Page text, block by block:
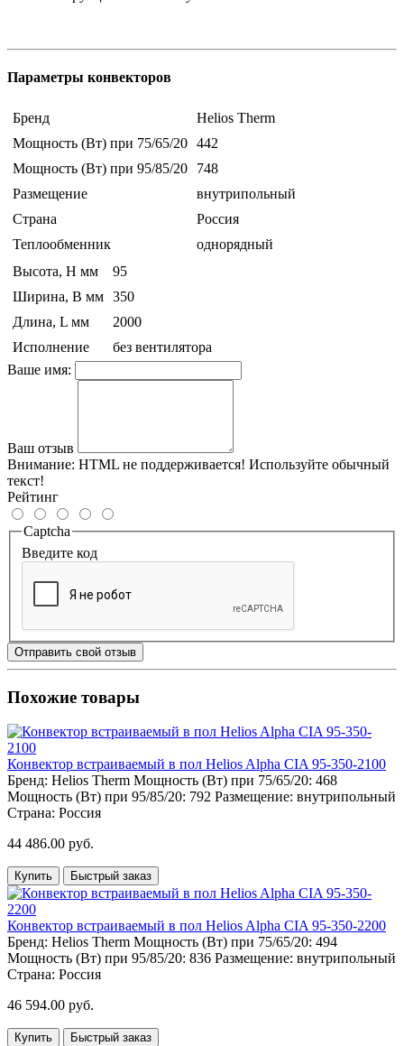
Параметры конвекторов
Бренд
Helios Therm
Мощность (Вт) при 75/65/20 442
Мощность (Вт) при 95/85/20
748
Размещение
внутрипольный
Страна
Россия
Теплообменник
однорядный
Высота, H мм
95
Ширина, B мм 350
Длина, L мм
2000
Исполнение
без вентилятора
Ваше имя:
Ваш отзыв
Внимание: HTML не поддерживается! Используйте обычный
текст!
Рейтинг
Captcha
Введите код
Отправить свой отзыв
Похожие товары
Конвектор встраиваемый в пол Helios Alpha CIA 95-350-2100
Бренд: Helios Therm Мощность (Вт) при 75/65/20: 468
Мощность (Вт) при 95/85/20: 792 Размещение: внутрипольный
Страна: Россия
44 486.00 руб.
Купить Быстрый заказ
Конвектор встраиваемый в пол Helios Alpha CIA 95-350-2200
Бренд: Helios Therm Мощность (Вт) при 75/65/20: 494
Мощность (Вт) при 95/85/20: 836 Размещение: внутрипольный
Страна: Россия
46 594.00 руб.
Купить Быстрый заказ